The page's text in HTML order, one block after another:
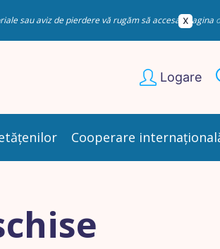
sau aviz de pierdere vă rugăm să accesați pagina
Logare
Cooperare